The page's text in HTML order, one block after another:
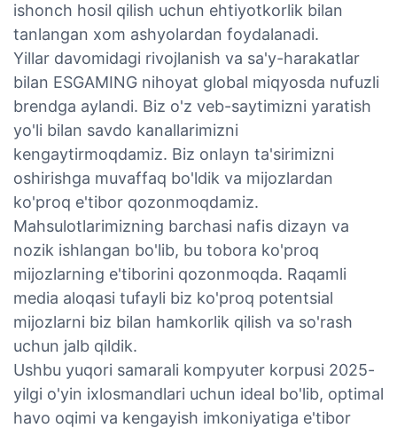
ishonch hosil qilish uchun ehtiyotkorlik bilan
tanlangan xom ashyolardan foydalanadi.
Yillar davomidagi rivojlanish va sa'y-harakatlar
bilan ESGAMING nihoyat global miqyosda nufuzli
brendga aylandi. Biz o'z veb-saytimizni yaratish
yo'li bilan savdo kanallarimizni
kengaytirmoqdamiz. Biz onlayn ta'sirimizni
oshirishga muvaffaq bo'ldik va mijozlardan
ko'proq e'tibor qozonmoqdamiz.
Mahsulotlarimizning barchasi nafis dizayn va
nozik ishlangan bo'lib, bu tobora ko'proq
mijozlarning e'tiborini qozonmoqda. Raqamli
media aloqasi tufayli biz ko'proq potentsial
mijozlarni biz bilan hamkorlik qilish va so'rash
uchun jalb qildik.
Ushbu yuqori samarali kompyuter korpusi 2025-
yilgi o'yin ixlosmandlari uchun ideal bo'lib, optimal
havo oqimi va kengayish imkoniyatiga e'tibor